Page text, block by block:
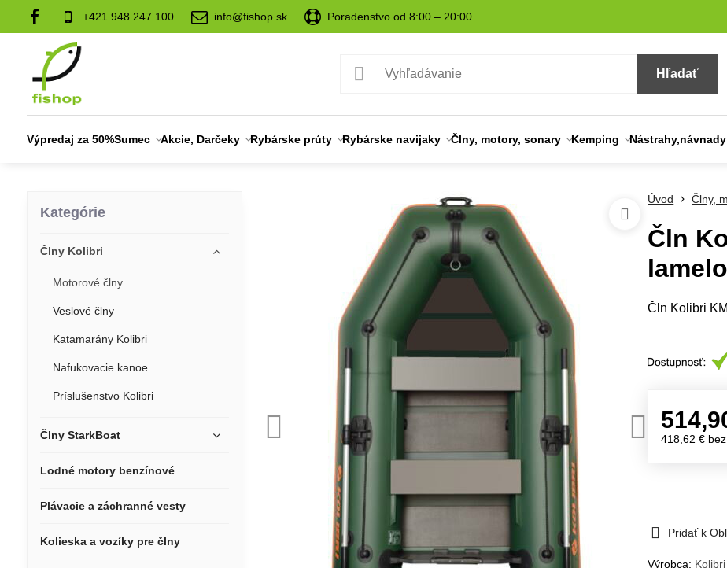
+421 948 247 100 info@fishop.sk Poradenstvo od 8:00 – 20:00
Hľadať
Výpredaj za 50%Sumec Akcie, Darčeky Rybárske prúty Rybárske navijaky Člny, motory, sonary Kemping Nástrahy,návnady
Úvod Člny,
Čln
Čln Kolibri
418,62 €
Pridať k
Výrobca: Kolibri
Kategórie
Člny Kolibri
Motorové člny
Veslové člny
Katamarány Kolibri
Nafukovacie kanoe
Príslušenstvo Kolibri
Člny StarkBoat
Lodné motory benzínové
Plávacie a záchranné vesty
Kolieska a vozíky pre člny